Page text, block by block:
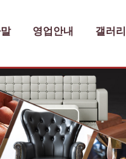
영업안내 갤러리